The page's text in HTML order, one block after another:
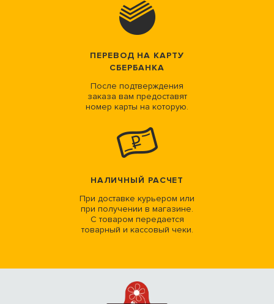
ПЕРЕВОД НА КАРТУ
СБЕРБАНКА
После подтверждения
заказа вам предоставят
номер карты на которую.
НАЛИЧНЫЙ РАСЧЕТ
При доставке курьером или
при получении в магазине.
С товаром передается
товарный и кассовый чеки.